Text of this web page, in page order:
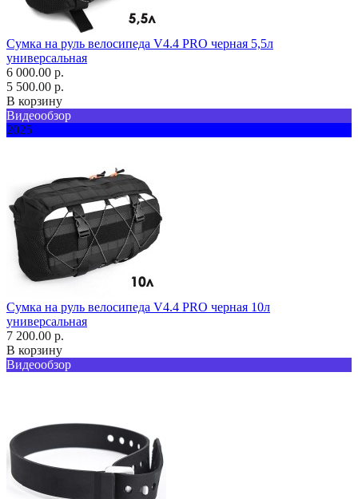
Сумка на руль велосипеда V4.4 PRO черная 5,5л
универсальная
6 000.00 р.
5 500.00 р.
В корзину
Видеообзор
2025
Сумка на руль велосипеда V4.4 PRO черная 10л
универсальная
7 200.00 р.
В корзину
Видеообзор